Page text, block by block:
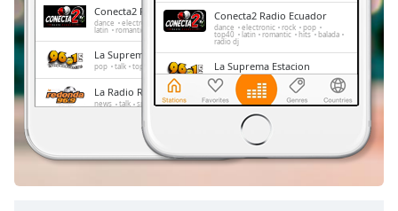
Chapters
Descriptions
descriptions
off,
Subtitles
subtitles
Conecta2 Radio Ecuador
dance electronic rock pop top40
latin romantic hits balada radio dj
La Suprema Estacion
pop talk top40
La Radio Redonda
news talk sports
Radio Caravana
Conecta2 Radio Ecuador
dance electronic rock pop
top40 latin romantic hits balada
radio dj
La Suprema Estacion
pop talk top40
La Radio Redonda
talk sports
Radio Caravana